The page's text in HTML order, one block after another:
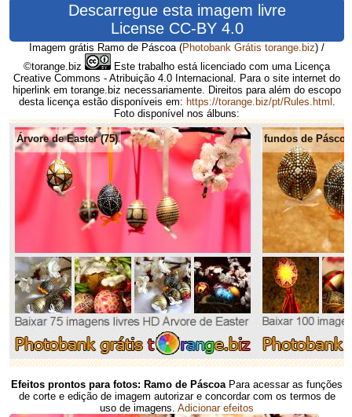
Descarregue esta imagem livre
License CC-BY 4.0
Imagem grátis Ramo de Páscoa (Photobank Grátis torange.biz) /
©torange.biz
Este trabalho está licenciado com uma Licença
Creative Commons - Atribuição 4.0 Internacional. Para o site internet do
hiperlink em torange.biz necessariamente. Direitos para além do escopo
desta licença estão disponíveis em: https://torange.biz/pt/Rules.html
Foto disponível nos álbuns:
Árvore de Easter (75) fundos de Páscoa
Efeitos prontos para fotos: Ramo de Páscoa Para acessar as funções
de corte e edição de imagem autorizar e concordar com os termos de
uso de imagens. Adicionar efeitos